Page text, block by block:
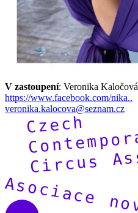
V zastoupení: Veronika Kaločová
https://www.facebook.com/nika..
veronika.kalocova@seznam.cz